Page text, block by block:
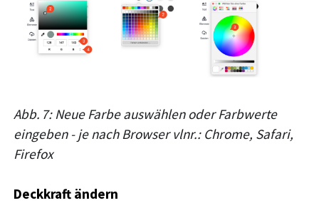
Abb. 7: Neue Farbe auswählen oder Farbwerte
eingeben - je nach Browser vlnr.: Chrome, Safari,
Firefox
Deckkraft ändern